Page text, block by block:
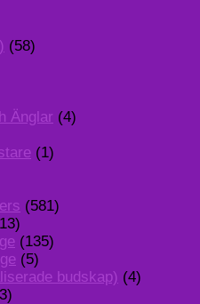
(58)
Änglar (4)
(1)
(581)
(135)
(5)
budskap) (4)